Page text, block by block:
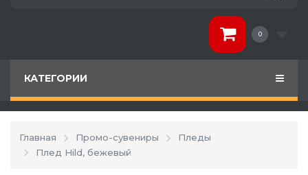
0
КАТЕГОРИИ
Главная Промо-сувениры
Пледы
Плед Hild, бежевый